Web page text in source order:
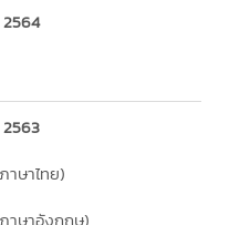
ษาไทย)